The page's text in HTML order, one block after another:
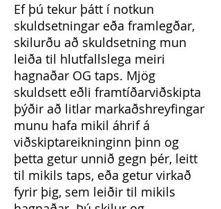
Ef þú tekur þátt í notkun
skuldsetningar eða framlegðar,
skilurðu að skuldsetning mun
leiða til hlutfallslega meiri
hagnaðar OG taps. Mjög
skuldsett eðli framtíðarviðskipta
þýðir að litlar markaðshreyfingar
munu hafa mikil áhrif á
viðskiptareikninginn þinn og
þetta getur unnið gegn þér, leitt
til mikils taps, eða getur virkað
fyrir þig, sem leiðir til mikils